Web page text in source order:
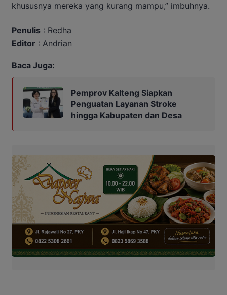
khususnya mereka yang kurang mampu,” imbuhnya.
Penulis : Redha
Editor : Andrian
Baca Juga:
Pemprov Kalteng Siapkan
Penguatan Layanan Stroke
hingga Kabupaten dan Desa